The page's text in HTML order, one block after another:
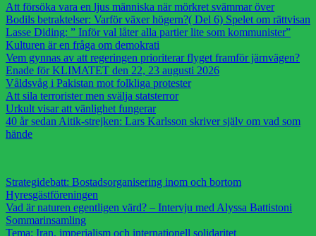
Att försöka vara en ljus människa när mörkret svämmar över
Bodils betraktelser: Varför växer högern?( Del 6) Spelet om rättvisan
Lasse Diding: ” Inför val låter alla partier lite som kommunister”
Kulturen är en fråga om demokrati
Vem gynnas av att regeringen prioriterar flyget framför järnvägen?
Enade för KLIMATET den 22, 23 augusti 2026
Våldsvåg i Pakistan mot folkliga protester
Att sila terrorister men svälja statsterror
Urkult visar att vänlighet fungerar
40 år sedan Aitik-strejken: Lars Karlsson skriver själv om vad som
hände
Strategidebatt: Bostadsorganisering inom och bortom
Hyresgästföreningen
Vad är naturen egentligen värd? – Intervju med Alyssa Battistoni
Sommarinsamling
Tema: Iran, imperialism och internationell solidaritet